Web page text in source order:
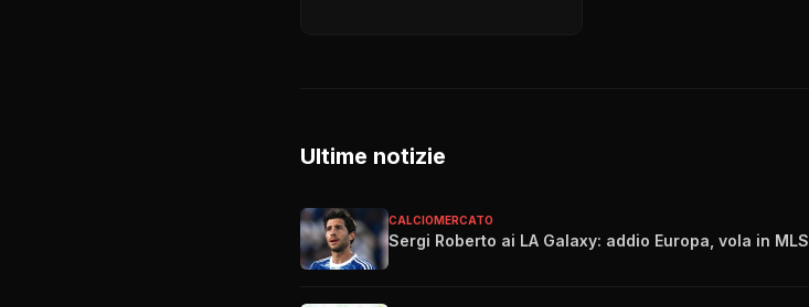
Ultime notizie
CALCIOMERCATO
Sergi Roberto ai LA Galaxy: addio Europa, vola in MLS